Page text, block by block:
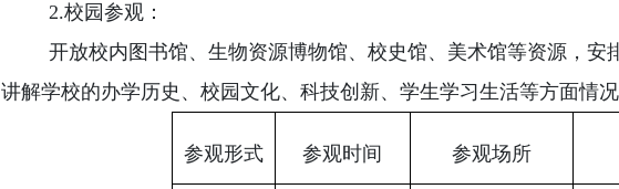
2.校园参观：
开放校内图书馆、生物资源博物馆、校史馆、美术馆等资源，安
讲解学校的办学历史、校园文化、科技创新、学生学习生活等方面情况
参观形式 参观时间 参观场所